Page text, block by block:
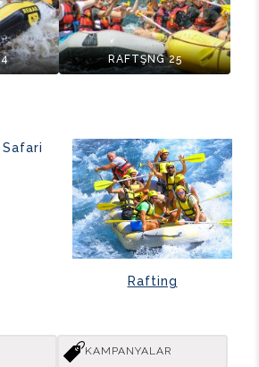
RAFTŞNG 25
Rafting
KAMPANYALAR